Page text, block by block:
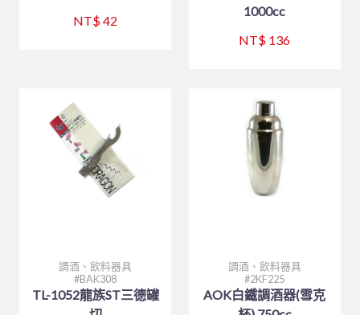
NT$ 42
1000cc
NT$ 136
調酒、飲料器具
BAK308
TL-1052龍族ST三德罐
調酒、飲料器具
2KF225
AOK白鐵調酒器(雪克